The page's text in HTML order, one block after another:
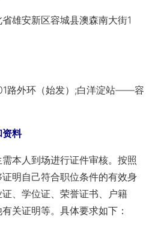
安新区容城县澳森南大街1
外环（始发）;白洋淀站——容
资料
人到场进行证件审核。按照
明自己符合职位条件的有效身
、学位证、荣誉证书、户籍
关证明等。具体要求如下：